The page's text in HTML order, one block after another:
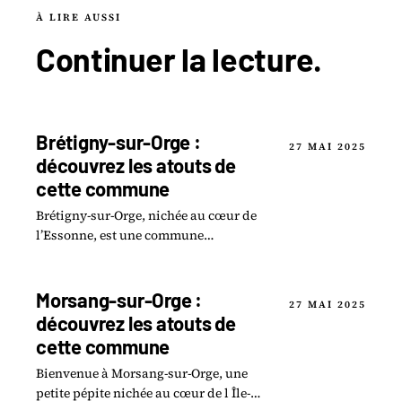
À LIRE AUSSI
Continuer lalecture.
Brétigny-sur-Orge :
découvrez les atouts de
cette commune
Brétigny-sur-Orge, nichée au cœur de
l’Essonne, est une commune
27 MAI 2025
Morsang-sur-Orge :
découvrez les atouts de
cette commune
Bienvenue à Morsang-sur-Orge, une
petite pépite nichée au cœur de l Île-
27 MAI 2025